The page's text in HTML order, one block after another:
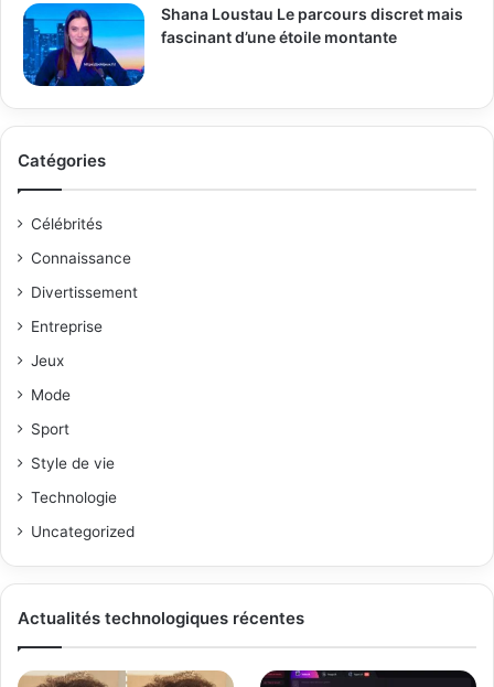
Shana Loustau Le parcours discret mais
fascinant d’une étoile montante
Catégories
Célébrités
Connaissance
Divertissement
Entreprise
Jeux
Mode
Sport
Style de vie
Technologie
Uncategorized
Actualités technologiques récentes